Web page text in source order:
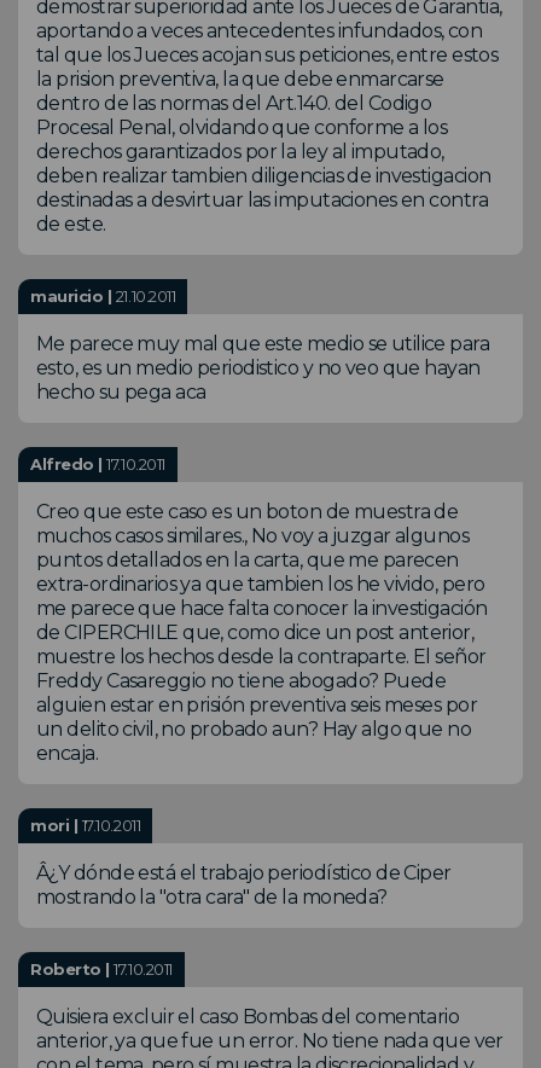
demostrar superioridad ante los Jueces de Garantia,
aportando a veces antecedentes infundados, con
tal que los Jueces acojan sus peticiones, entre estos
la prision preventiva, la que debe enmarcarse
dentro de las normas del Art.140. del Codigo
Procesal Penal, olvidando que conforme a los
derechos garantizados por la ley al imputado,
deben realizar tambien diligencias de investigacion
destinadas a desvirtuar las imputaciones en contra
de este.
mauricio | 21.10.2011
Me parece muy mal que este medio se utilice para
esto, es un medio periodistico y no veo que hayan
hecho su pega aca
Alfredo |17.10.2011
Creo que este caso es un boton de muestra de
muchos casos similares., No voy a juzgar algunos
puntos detallados en la carta, que me parecen
extra-ordinarios ya que tambien los he vivido, pero
me parece que hace falta conocer la investigación
de CIPERCHILE que, como dice un post anterior,
muestre los hechos desde la contraparte. El señor
Freddy Casareggio no tiene abogado? Puede
alguien estar en prisión preventiva seis meses por
un delito civil, no probado aun? Hay algo que no
encaja.
mori | 17.10.2011
Â¿Y dónde está el trabajo periodístico de Ciper
mostrando la "otra cara" de la moneda?
Roberto |17.10.2011
Quisiera excluir el caso Bombas del comentario
anterior, ya que fue un error. No tiene nada que ver